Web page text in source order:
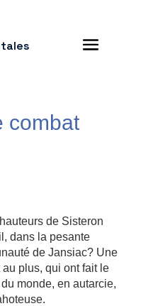
combat
de Sisteron
dans la pesante
de Jansiac? Une
plus, qui ont fait le
monde, en autarcie,